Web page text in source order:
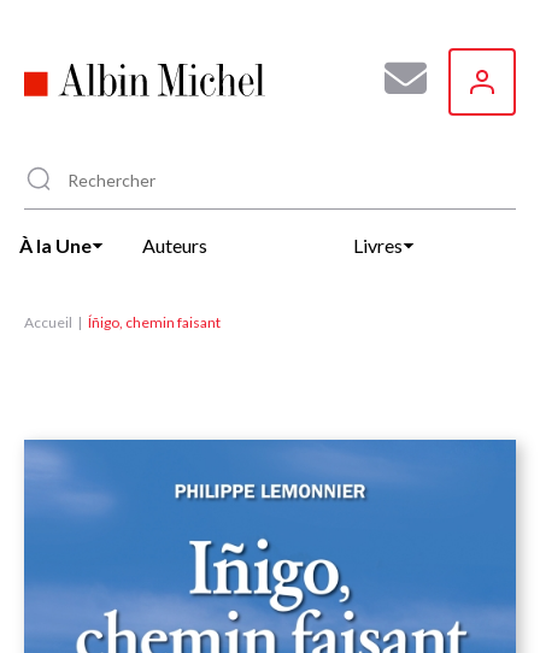
principal
À la Une Auteurs Livres
Accueil Íñigo, chemin faisant